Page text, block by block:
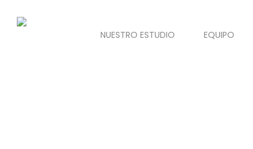
NUESTRO ESTUDIO EQUIPO